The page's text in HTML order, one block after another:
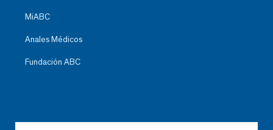
MiABC
Anales Médicos
Fundación ABC